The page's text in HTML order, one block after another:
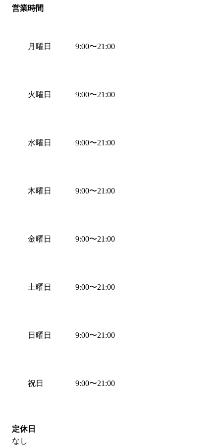
営業時間
月曜日
火曜日
水曜日
木曜日
金曜日
土曜日
日曜日
祝日
9:00〜21:00
9:00〜21:00
9:00〜21:00
9:00〜21:00
9:00〜21:00
9:00〜21:00
9:00〜21:00
9:00〜21:00
定休日
なし